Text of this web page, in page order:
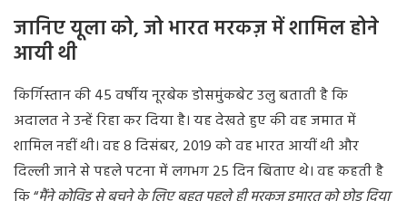
जानिएयूलाको,जोभारतमरकज़मेंशामिलहोने
आयीथी
किर्गिस्तानकी45वर्षीयनूरबेकडोसमुंकबेटउलुबतातीहैकि
अदालतनेउन्हेंरिहाकरदियाहै।यहदेखतेहुएकीवहजमातमें
शामिलनहींथी।वह8दिसंबर, 2019कोवहभारतआयींथीऔर
दिल्लीजानेसेपहलेपटनामेंलगभग25दिनबिताएथे।वहकहतीहै